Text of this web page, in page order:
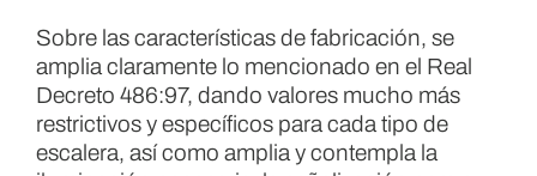
Sobre las características de fabricación, se
amplia claramente lo mencionado en el Real
Decreto 486:97, dando valores mucho más
restrictivos y específicos para cada tipo de
escalera, así como amplia y contempla la